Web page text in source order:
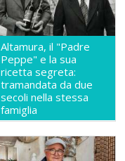
Altamura, il "Padre
Peppe" e la sua
ricetta segreta:
tramandata da due
secoli nella stessa
famiglia